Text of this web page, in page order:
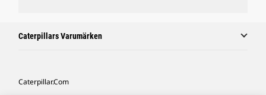
Caterpillars Varumärken
Caterpillar.com